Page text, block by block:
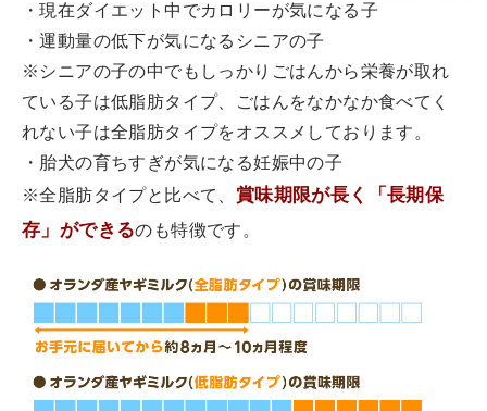
・現在ダイエット中でカロリーが気になる子
・運動量の低下が気になるシニアの子
※シニアの子の中でもしっかりごはんから栄養が取れ
ている子は低脂肪タイプ、ごはんをなかなか食べてく
れない子は全脂肪タイプをオススメしております。
・胎犬の育ちすぎが気になる妊娠中の子
※全脂肪タイプと比べて、 賞味期限が長く「長期保
存」ができるのも特徴です。